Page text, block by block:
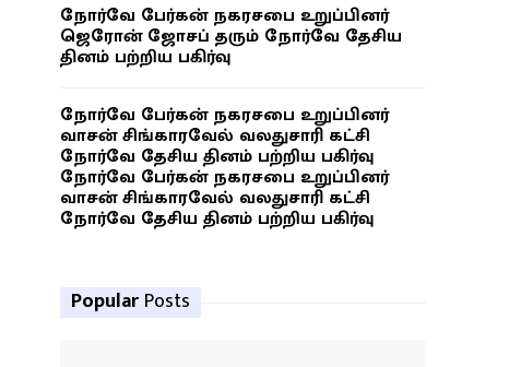
நோர்வே பேர்கன் நகரசபை உறுப்பினர்
ஜெரோன் ஜோசப் தரும் நோர்வே தேசிய
தினம் பற்றிய பகிர்வு
நோர்வே பேர்கன் நகரசபை உறுப்பினர்
வாசன் சிங்காரவேல் வலதுசாரி கட்சி
நோர்வே தேசிய தினம் பற்றிய பகிர்வு
நோர்வே பேர்கன் நகரசபை உறுப்பினர்
வாசன் சிங்காரவேல் வலதுசாரி கட்சி
நோர்வே தேசிய தினம் பற்றிய பகிர்வு
Popular Posts